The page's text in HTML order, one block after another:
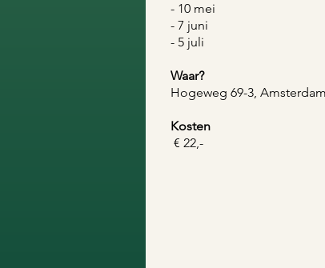
- 10 mei
- 7 juni
- 5 juli
​​​Waar?
Hogeweg 69-3, Amsterdam
Kosten
€ 22,-